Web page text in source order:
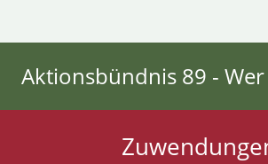
Aktionsbündnis 89 -